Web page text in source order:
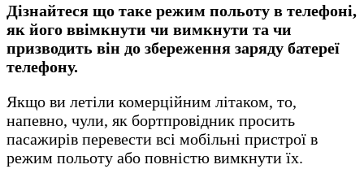
Дізнайтеся що таке режим польоту в телефоні,
як його ввімкнути чи вимкнути та чи
призводить він до збереження заряду батереї
телефону.
Якщо ви летіли комерційним літаком, то,
напевно, чули, як бортпровідник просить
пасажирів перевести всі мобільні пристрої в
режим польоту або повністю вимкнути їх.